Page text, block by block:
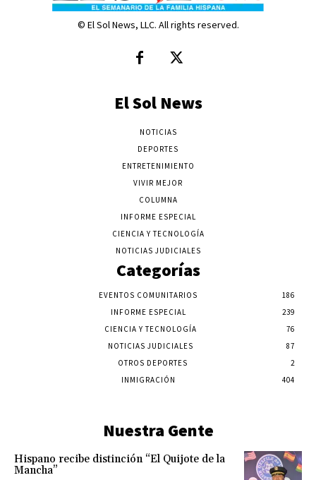
© El Sol News, LLC. All rights reserved.
El Sol News
NOTICIAS
DEPORTES
ENTRETENIMIENTO
VIVIR MEJOR
COLUMNA
INFORME ESPECIAL
CIENCIA Y TECNOLOGÍA
NOTICIAS JUDICIALES
Categorías
EVENTOS COMUNITARIOS
186
INFORME ESPECIAL
239
CIENCIA Y TECNOLOGÍA
76
NOTICIAS JUDICIALES
87
OTROS DEPORTES
2
INMIGRACIÓN
404
Nuestra Gente
Hispano recibe distinción “El Quijote de la
Mancha”